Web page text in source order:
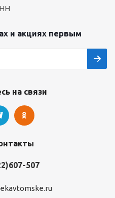
и акциях первым
на связи
507